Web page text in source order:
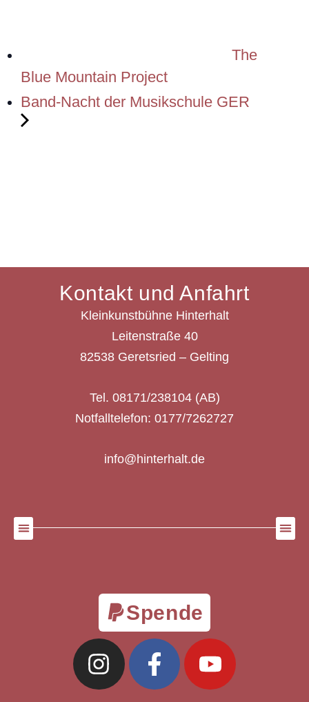
The
Blue Mountain Project
Band-Nacht der Musikschule GER
Kontakt und Anfahrt
Kleinkunstbühne Hinterhalt
Leitenstraße 40
82538 Geretsried – Gelting
Tel. 08171/238104 (AB)
Notfalltelefon: 0177/7262727
info@hinterhalt.de
Spende